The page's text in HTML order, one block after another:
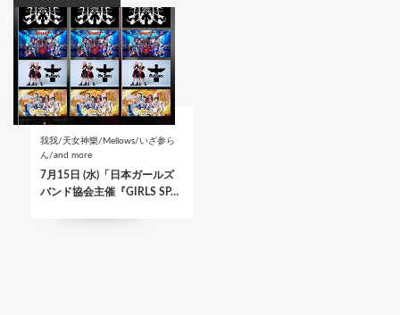
我我/天女神樂/Mellows/いざ参ら
ん/and more
7月15日 (水)「日本ガールズ
バンド協会主催『GIRLS SP…